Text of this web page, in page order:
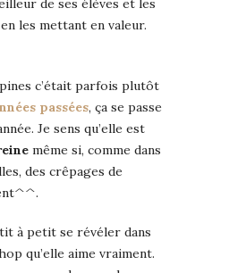
de ses élèves et les
les mettant en valeur.
c’était parfois plutôt
passées, ça se passe
Je sens qu’elle est
même si, comme dans
des crêpages de
à petit se révéler dans
qu’elle aime vraiment.